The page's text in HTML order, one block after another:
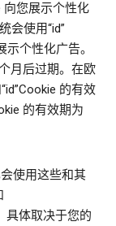
向您展示个性化
会使用“id”
个性化广告。
月后过期。在欧
的有效
的有效期为
使用这些和其
具体取决于您的